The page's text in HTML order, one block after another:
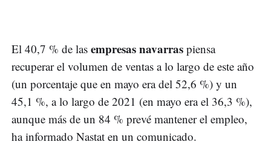
El 40,7 % de las empresas navarras piensa
recuperar el volumen de ventas a lo largo de este año
(un porcentaje que en mayo era del 52,6 %) y un
45,1 %, a lo largo de 2021 (en mayo era el 36,3 %),
aunque más de un 84 % prevé mantener el empleo,
ha informado Nastat en un comunicado.